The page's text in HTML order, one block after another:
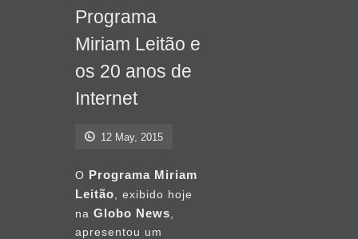
Programa
Miriam Leitão e
os 20 anos de
Internet
12 May, 2015
O Programa Miriam
Leitão , exibido hoje
na Globo News
apresentou um